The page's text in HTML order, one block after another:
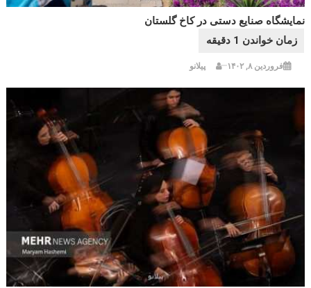
نمایشگاه صنایع دستی در کاخ گلستان
فروردین ۸, ۱۴۰۲ پیلانو